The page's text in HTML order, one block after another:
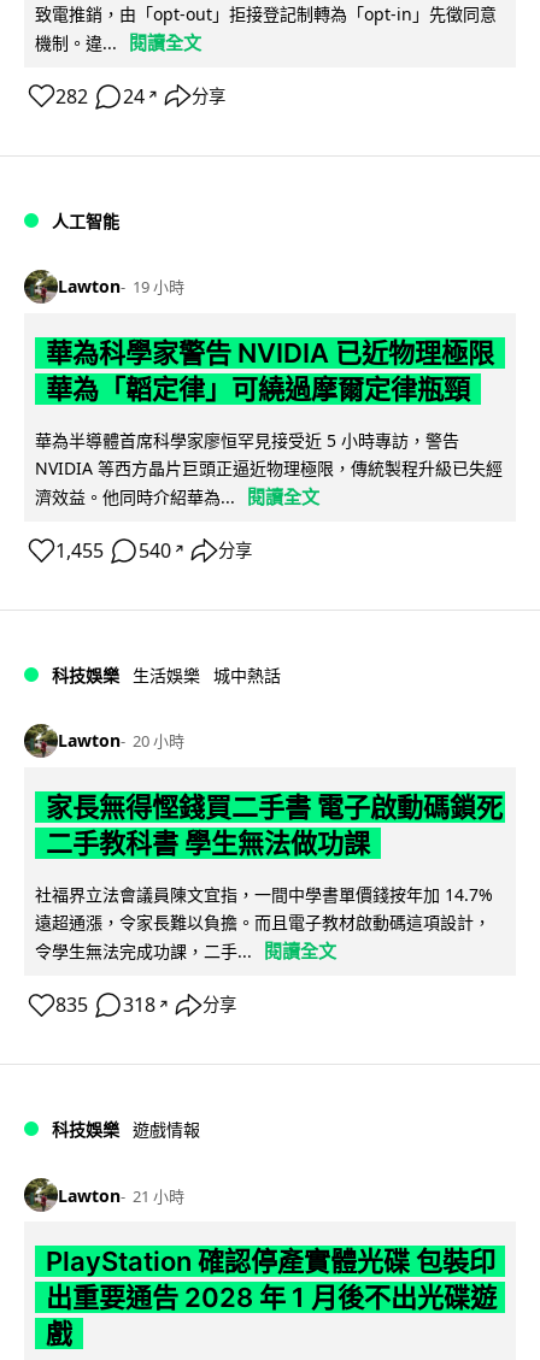
致電推銷，由「opt-out」拒接登記制轉為「opt-in」先徵同意
機制。違...
閱讀全文
282 24 ↗ 分享
人工智能
Lawton 19 小時
華為科學家警告 NVIDIA 已近物理極限
華為「韜定律」可繞過摩爾定律瓶頸
華為半導體首席科學家廖恒罕見接受近 5 小時專訪，警告
NVIDIA 等西方晶片巨頭正逼近物理極限，傳統製程升級已失經
濟效益。他同時介紹華為...
閱讀全文
1,455 540 ↗ 分享
科技娛樂 生活娛樂 城中熱話
Lawton 20 小時
家長無得慳錢買二手書 電子啟動碼鎖死
二手教科書 學生無法做功課
社福界立法會議員陳文宜指，一間中學書單價錢按年加 14.7%
遠超通漲，令家長難以負擔。而且電子教材啟動碼這項設計，
令學生無法完成功課，二手...
閱讀全文
835 318 ↗ 分享
科技娛樂 遊戲情報
Lawton 21 小時
PlayStation 確認停產實體光碟 包裝印
出重要通告 2028 年 1 月後不出光碟遊
戲